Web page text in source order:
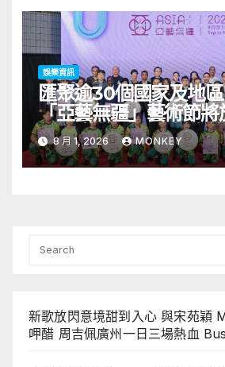
娛樂資訊
匯聚逾30個國家及地區 第四
「亞藝無疆」藝術節將
行 開幕節目《三角演
出陣容包括王雙駿夥拍
來自蒙古的Uuhai、
8 月 1, 2026 MONKEY
新歌放閃意境甜到入心 與宋苑穎
呷醋 周吉佩廣州一日三場熱血